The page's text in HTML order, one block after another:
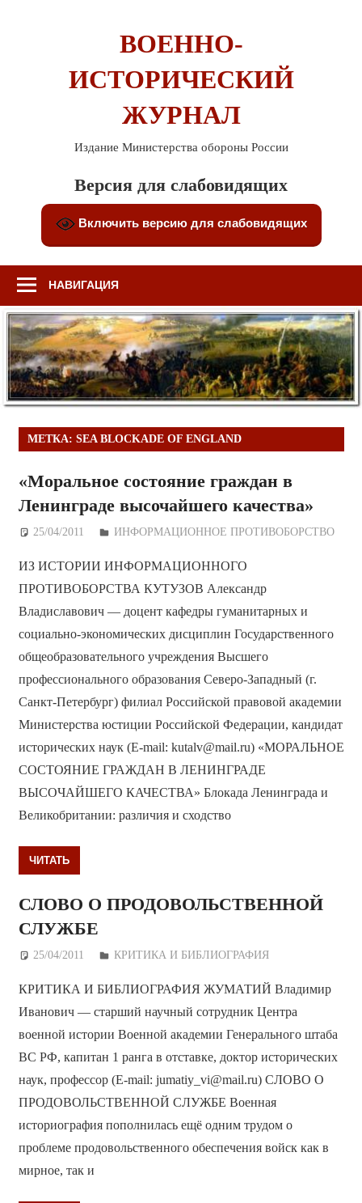
ВОЕННО-
ИСТОРИЧЕСКИЙ
ЖУРНАЛ
Издание Министерства обороны России
Версия для слабовидящих
Включить версию для слабовидящих
НАВИГАЦИЯ
МЕТКА: SEA BLOCKADE OF ENGLAND
«Моральное состояние граждан в
Ленинграде высочайшего качества»
25/04/2011 Дежурный по Редакции
ИНФОРМАЦИОННОЕ ПРОТИВОБОРСТВО
ИЗ ИСТОРИИ ИНФОРМАЦИОННОГО
ПРОТИВОБОРСТВА КУТУЗОВ Александр
Владиславович — доцент кафедры гуманитарных и
социально-экономических дисциплин Государственного
общеобразовательного учреждения Высшего
профессионального образования Северо-Западный (г.
Санкт-Петербург) филиал Российской правовой академии
Министерства юстиции Российской Федерации, кандидат
исторических наук (E-mail: kutalv@mail.ru) «МОРАЛЬНОЕ
СОСТОЯНИЕ ГРАЖДАН В ЛЕНИНГРАДЕ
ВЫСОЧАЙШЕГО КАЧЕСТВА» Блокада Ленинграда и
Великобритании: различия и сходство
ЧИТАТЬ
СЛОВО О ПРОДОВОЛЬСТВЕННОЙ
СЛУЖБЕ
25/04/2011 Дежурный по Редакции
КРИТИКА И БИБЛИОГРАФИЯ
КРИТИКА И БИБЛИОГРАФИЯ ЖУМАТИЙ Владимир
Иванович — старший научный сотрудник Центра
военной истории Военной академии Генерального штаба
ВС РФ, капитан 1 ранга в отставке, доктор исторических
наук, профессор (E-mail: jumatiy_vi@mail.ru) СЛОВО О
ПРОДОВОЛЬСТВЕННОЙ СЛУЖБЕ Военная
историография пополнилась ещё одним трудом о
проблеме продовольственного обеспечения войск как в
мирное, так и